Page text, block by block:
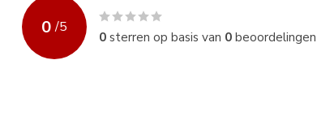
0 /5
0sterren op basis van 0beoordelingen